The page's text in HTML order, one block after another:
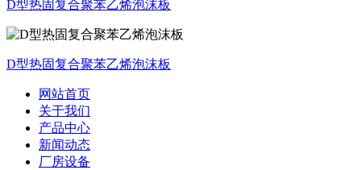
D型热固复合聚苯乙烯泡沫板
D型热固复合聚苯乙烯泡沫板
网站首页
关于我们
产品中心
新闻动态
厂房设备